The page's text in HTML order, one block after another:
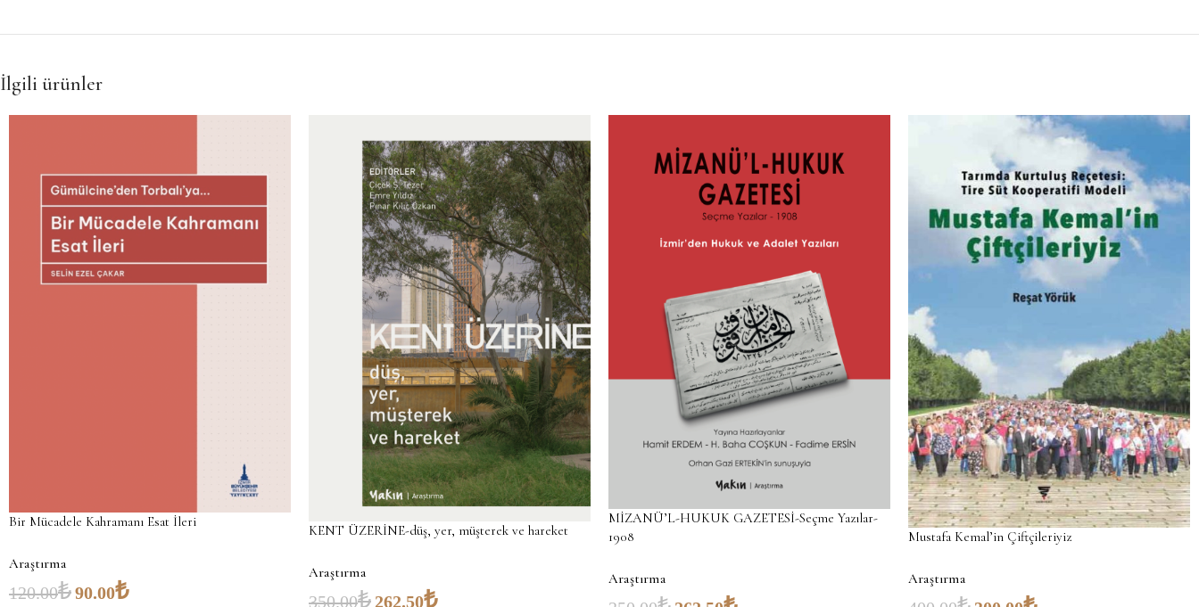
İlgili ürünler
Bir Mücadele Kahramanı Esat İleri
Araştırma
120.00₺90.00₺
KENT ÜZERİNE-düş, yer, müşterek ve hareket
Araştırma
350.00₺262.50₺
MİZANÜ’L-HUKUK GAZETESİ-Seçme Yazılar-
1908
Araştırma
Mustafa Kemal’in Çiftçileriyiz
Araştırma